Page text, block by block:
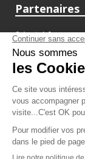
Partenaires
fiducial.fr
lyoncapitale.fr
olympique-et-
Les cookies